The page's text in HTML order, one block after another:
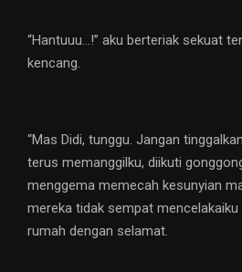
“Hantuuu…!” aku berteriak sekuat
kencang.
“Mas Didi, tunggu. Jangan
terus memanggilku, diikuti
menggema memecah kesunyian
mereka tidak sempat
rumah dengan selamat.